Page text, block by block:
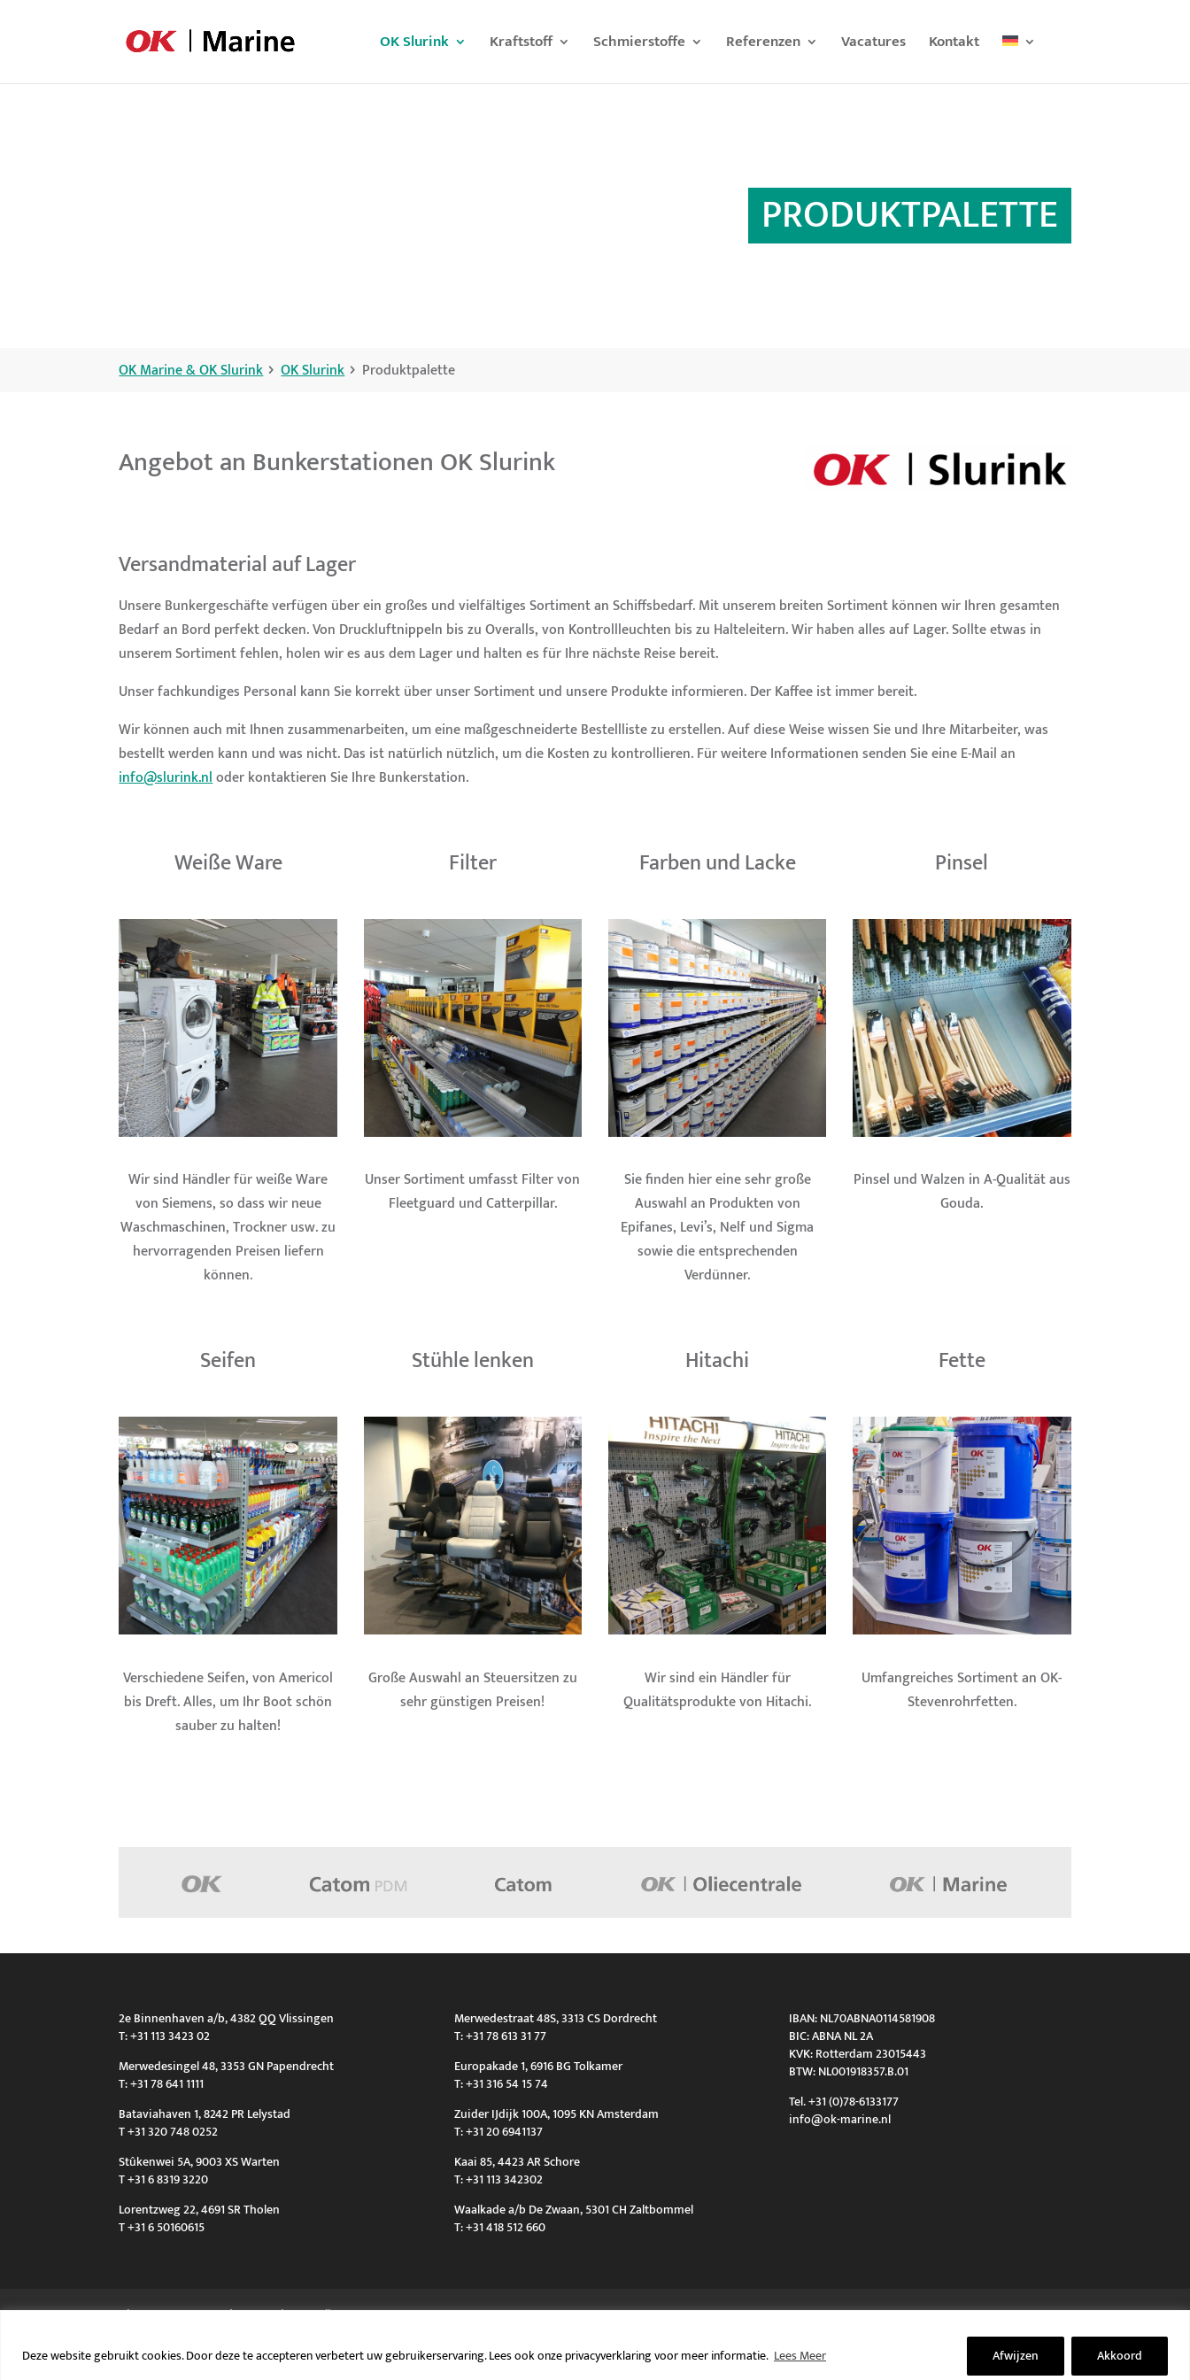
Deze website gebruikt cookies. Door deze te accepteren verbetert uw gebruikerservaring. Lees ook onze privacyverklaring voor meer informatie. Lees Meer Afwijzen Akkoord
OK Slurink Kraftstoff Schmierstoffe Referenzen Vacatures Kontakt
PRODUKTPALETTE
OK Marine & OK Slurink OK Slurink Produktpalette
Angebot an Bunkerstationen OK Slurink
Versandmaterial auf Lager
Unsere Bunkergeschäfte verfügen über ein großes und vielfältiges Sortiment an Schiffsbedarf. Mit unserem breiten Sortiment können wir Ihren gesamten
Bedarf an Bord perfekt decken. Von Druckluftnippeln bis zu Overalls, von Kontrollleuchten bis zu Halteleitern. Wir haben alles auf Lager. Sollte etwas in
unserem Sortiment fehlen, holen wir es aus dem Lager und halten es für Ihre nächste Reise bereit.
Unser fachkundiges Personal kann Sie korrekt über unser Sortiment und unsere Produkte informieren. Der Kaffee ist immer bereit.
Wir können auch mit Ihnen zusammenarbeiten, um eine maßgeschneiderte Bestellliste zu erstellen. Auf diese Weise wissen Sie und Ihre Mitarbeiter, was
bestellt werden kann und was nicht. Das ist natürlich nützlich, um die Kosten zu kontrollieren. Für weitere Informationen senden Sie eine E-Mail an
info@slurink.nloder kontaktieren Sie Ihre Bunkerstation.
Weiße Ware
Wir sind Händler für weiße Ware
von Siemens, so dass wir neue
Waschmaschinen, Trockner usw. zu
hervorragenden Preisen liefern
können.
Filter
Unser Sortiment umfasst Filter von
Fleetguard und Catterpillar.
Farben und Lacke
Sie finden hier eine sehr große
Auswahl an Produkten von
Epifanes, Levi’s, Nelf und Sigma
sowie die entsprechenden
Verdünner.
Pinsel
Pinsel und Walzen in A-Qualität aus
Gouda.
Seifen
Verschiedene Seifen, von Americol
bis Dreft. Alles, um Ihr Boot schön
sauber zu halten!
Stühle lenken
Große Auswahl an Steuersitzen zu
sehr günstigen Preisen!
Hitachi
Wir sind ein Händler für
Qualitätsprodukte von Hitachi.
Fette
Umfangreiches Sortiment an OK-
Stevenrohrfetten.
2e Binnenhaven a/b, 4382 QQ Vlissingen
T: +31 113 3423 02
Merwedesingel 48, 3353 GN Papendrecht
T: +31 78 641 1111
Bataviahaven 1, 8242 PR Lelystad
T +31 320 748 0252
Stûkenwei 5A, 9003 XS Warten
T +31 6 8319 3220
Lorentzweg 22, 4691 SR Tholen
T +31 6 50160615
Merwedestraat 48S, 3313 CS Dordrecht
T: +31 78 613 31 77
Europakade 1, 6916 BG Tolkamer
T: +31 316 54 15 74
Zuider IJdijk 100A, 1095 KN Amsterdam
T: +31 20 6941137
Kaai 85, 4423 AR Schore
T: +31 113 342302
Waalkade a/b De Zwaan, 5301 CH Zaltbommel
T: +31 418 512 660
IBAN: NL70ABNA0114581908
BIC: ABNA NL 2A
KVK: Rotterdam 23015443
BTW: NL001918357.B.01
Tel. +31 (0)78-6133177
info@ok-marine.nl
Algemene voorwaarden Privacy policy
Langius Maritiem en Van Scherpenzeel’s Oliehandel zijn handelsnamen van OK Marine B.V.